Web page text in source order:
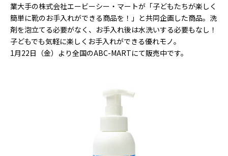
業大手の株式会社エービーシー・マートが「子どもたちが楽しく
簡単に靴のお手入れができる商品を！」と共同企画した商品。洗
剤を泡立てる必要がなく、お手入れ後は水洗いする必要もなし！
子どもでも気軽に楽しくお手入れができる優れモノ。
1月22日（金）より全国のABC-MARTにて販売中です。